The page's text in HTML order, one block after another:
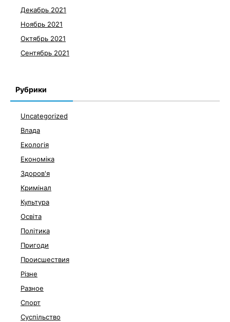
Декабрь 2021
Ноябрь 2021
Октябрь 2021
Сентябрь 2021
Рубрики
Uncategorized
Влада
Екологія
Економіка
Здоров'я
Кримінал
Культура
Освіта
Політика
Пригоди
Происшествия
Різне
Разное
Спорт
Суспільство